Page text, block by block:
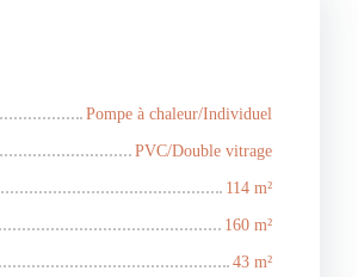
Pompe à chaleur/Individuel
PVC/Double vitrage
114 m²
160 m²
43 m²